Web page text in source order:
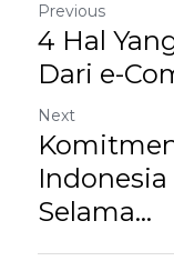
Previous
4 Hal
Dari e-
Next
Selama...